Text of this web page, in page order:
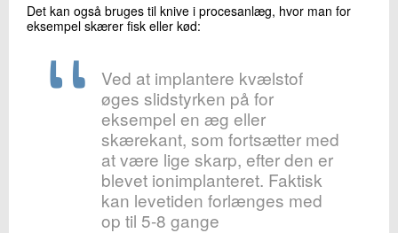
Det kan også bruges til knive i procesanlæg, hvor man for
eksempel skærer fisk eller kød:
Ved at implantere kvælstof
øges slidstyrken på for
eksempel en æg eller
skærekant, som fortsætter med
at være lige skarp, efter den er
blevet ionimplanteret. Faktisk
kan levetiden forlænges med
op til 5-8 gange